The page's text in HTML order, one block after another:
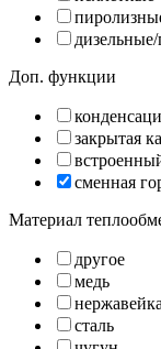
Доп. функции
закрытая
сменная
Материал
другое
медь
нержавейка
сталь